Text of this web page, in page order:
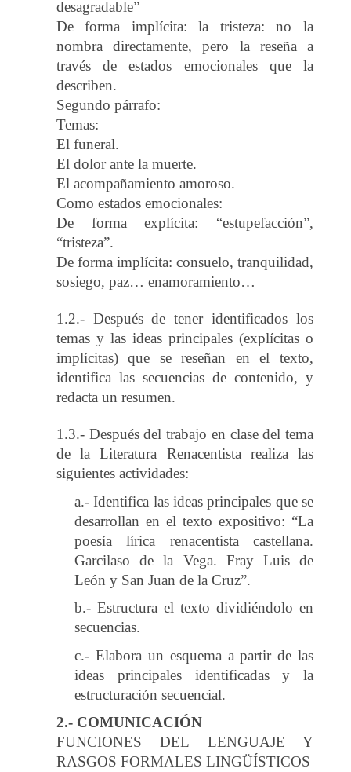
desagradable”
De forma implícita: la tristeza: no la
nombra directamente, pero la reseña a
través de estados emocionales que la
describen.
Segundo párrafo:
Temas:
El funeral.
El dolor ante la muerte.
El acompañamiento amoroso.
Como estados emocionales:
De forma explícita: “estupefacción”,
“tristeza”.
De forma implícita: consuelo, tranquilidad,
sosiego, paz… enamoramiento…
1.2.- Después de tener identificados los
temas y las ideas principales (explícitas o
implícitas) que se reseñan en el texto,
identifica las secuencias de contenido, y
redacta un resumen.
1.3.- Después del trabajo en clase del tema
de la Literatura Renacentista realiza las
siguientes actividades:
a.- Identifica las ideas principales que se
desarrollan en el texto expositivo: “La
poesía lírica renacentista castellana.
Garcilaso de la Vega. Fray Luis de
León y San Juan de la Cruz”.
b.- Estructura el texto dividiéndolo en
secuencias.
c.- Elabora un esquema a partir de las
ideas principales identificadas y la
estructuración secuencial.
2.- COMUNICACIÓN
FUNCIONES DEL LENGUAJE Y
RASGOS FORMALES LINGÜÍSTICOS